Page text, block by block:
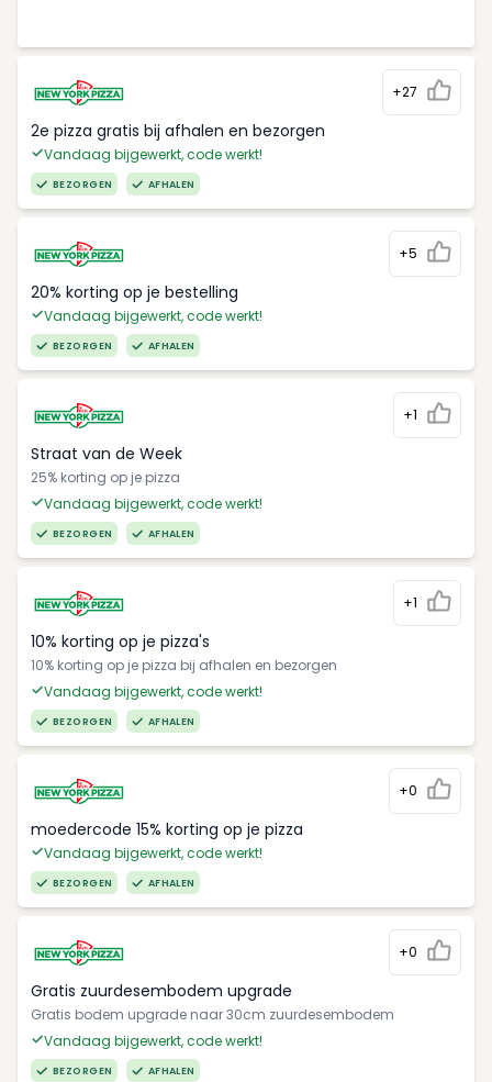
+27
2e pizza gratis bij afhalen en bezorgen
Vandaag bijgewerkt, code werkt!
BEZORGEN AFHALEN
+5
20% korting op je bestelling
Vandaag bijgewerkt, code werkt!
BEZORGEN AFHALEN
+1
Straat van de Week
25% korting op je pizza
Vandaag bijgewerkt, code werkt!
BEZORGEN AFHALEN
+1
10% korting op je pizza's
10% korting op je pizza bij afhalen en bezorgen
Vandaag bijgewerkt, code werkt!
BEZORGEN AFHALEN
+0
moedercode 15% korting op je pizza
Vandaag bijgewerkt, code werkt!
BEZORGEN AFHALEN
+0
Gratis zuurdesembodem upgrade
Gratis bodem upgrade naar 30cm zuurdesembodem
Vandaag bijgewerkt, code werkt!
BEZORGEN AFHALEN